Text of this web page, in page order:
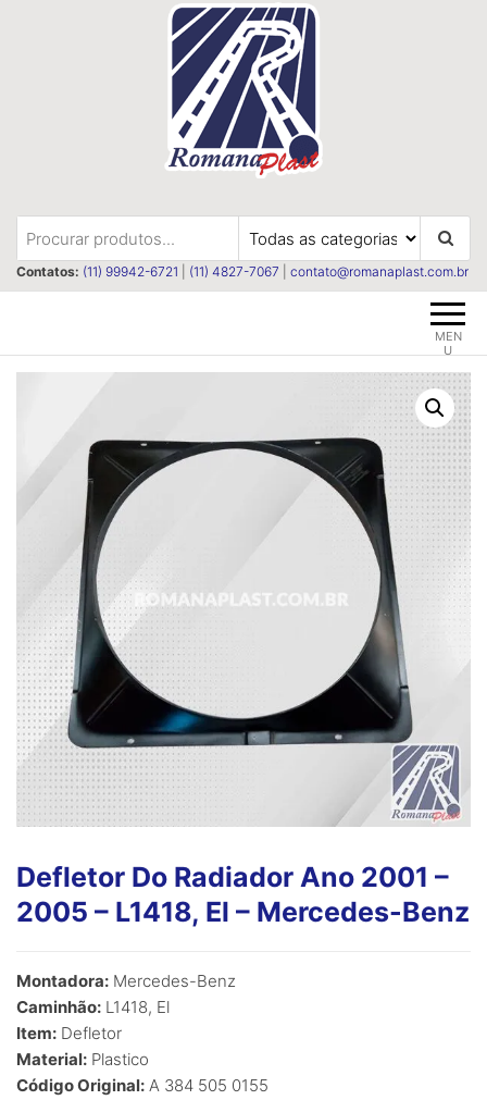
Romanaplast
Revestimentos e isolações
termica e acústica
Contatos: (11) 99942-6721 (11) 4827-7067 contato@romanaplast.com.br
MEN
U
Defletor Do Radiador Ano 2001 –
2005 – L1418, El – Mercedes-Benz
Montadora: Mercedes-Benz
Caminhão: L1418, El
Item: Defletor
Material: Plastico
Código Original: A 384 505 0155